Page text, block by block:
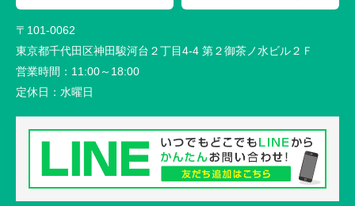
〒101-0062
東京都千代田区神田駿河台２丁目4-4 第２御茶ノ水ビル２Ｆ
営業時間： 11:00～18:00
定休日： 水曜日